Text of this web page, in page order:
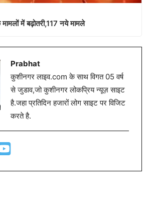
में बढ़ोतरी,117 नये मामले
Prabhat
कुशीनगर लाइव.com के साथ विगत 05 वर्ष
से जुडाव,जो कुशीनगर लोकप्रिय न्यूज़ साइट
है.जहा प्रतिदिन हजारों लोग साइट पर विजिट
करते है.